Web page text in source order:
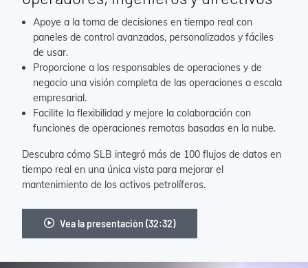
Apoye a la toma de decisiones en tiempo real con
paneles de control avanzados, personalizados y fáciles
de usar.
Proporcione a los responsables de operaciones y de
negocio una visión completa de las operaciones a escala
empresarial.
Facilite la flexibilidad y mejore la colaboración con
funciones de operaciones remotas basadas en la nube.
Descubra cómo SLB integró más de 100 flujos de datos en
tiempo real en una única vista para mejorar el
mantenimiento de los activos petrolíferos.
Vea la presentación (32:32)